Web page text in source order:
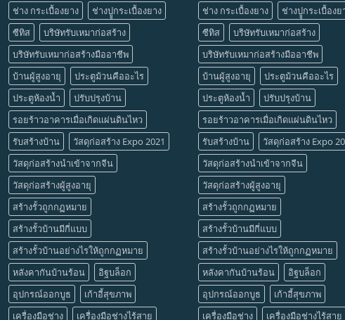
ช่าง กระเบื้องยาง
ช่างปููกระเบื้องยาง
ซีทิส
บริษัทรับเหมาก่อสร้าง
บริษัทรับเหมาก่อสร้างมืออาชีพ
บ้านผู้สูงอายุ
ประตูม้วนคืออะไร
ประตูห้องน้ำ
ปรับปรุงบ้าน
รอยร้าวอาคารเมื่อเกิดแผ่นดินไหว
รับสร้างบ้าน
วัสดุก่อสร้าง Expo 2021
วัสดุก่อสร้างนำเข้าจากจีน
วัสดุก่อสร้างผู้สูงอายุ
สร้างรั้วถูกกฏหมาย
สร้างรั้วบ้านมีกี่แบบ
สร้างรั้วบ้านอย่างไรให้ถูกกฏหมาย
หลังคากันบ้านร้อน
อิฐบล็อก
อุปกรณ์ออกบูธ
เก้าอี้สุขภาพ
เครื่องมือช่าง
เครื่องมือช่างไร้สาย
ช่าง กระเบื้องยาง
ช่างปููกระเบื้องย
ซีทิส
บริษัทรับเหมาก่อสร้าง
บริษัทรับเหมาก่อสร้างมืออาชีพ
บ้านผู้สูงอายุ
ประตูม้วนคืออะไร
ประตูห้องน้ำ
ปรับปรุงบ้าน
รอยร้าวอาคารเมื่อเกิดแผ่นดินไหว
รับสร้างบ้าน
วัสดุก่อสร้าง Expo
วัสดุก่อสร้างนำเข้าจากจีน
วัสดุก่อสร้างผู้สูงอายุ
สร้างรั้วถูกกฏหมาย
สร้างรั้วบ้านมีกี่แบบ
สร้างรั้วบ้านอย่างไรให้ถูกกฏหมาย
หลังคากันบ้านร้อน
อิฐบล็อก
อุปกรณ์ออกบูธ
เก้าอี้สุขภาพ
เครื่องมือช่าง
เครื่องมือช่างไร้สาย